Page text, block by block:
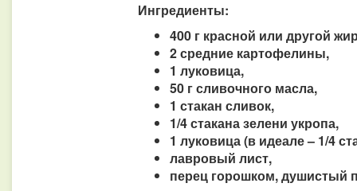
Ингредиенты:
400 г красной или другой
2 средние картофелины,
1 луковица,
50 г сливочного масла,
1 стакан сливок,
1/4 стакана зелени укропа,
1 луковица (в идеале – 1/4
лавровый лист,
перец горошком, душистый